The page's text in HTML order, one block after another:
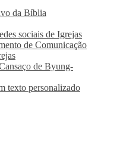
da Bíblia
sociais de Igrejas
de Comunicação
de Byung-
texto personalizado